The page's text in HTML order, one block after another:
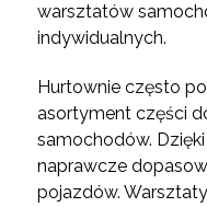
warsztatów
indywidualnych.
Hurtownie często
asortyment części
samochodów.
naprawcze
pojazdów.